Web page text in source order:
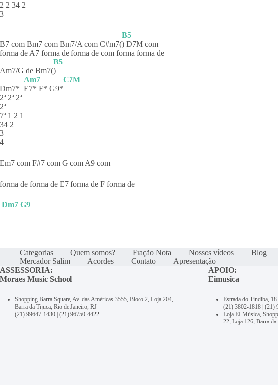
2 2 34 2
3
B7 com Bm7 com Bm7/A com C#m7(
B5
) D7M com
forma de A7 forma de forma de com forma forma de
Am7/G de Bm7(
B5
)
Dm7*
Am7
E7* F* G9*
C7M
2ª 2ª 2ª
2ª
7ª 1 2 1
34 2
3
4
Em7 com F#7 com G com A9 com
forma de forma de E7 forma de F forma de
Dm7 G9
Categorias Quem somos? Fração Nota Nossos vídeos
Blog
Mercador Salim
Acordes Contato
Apresentação
ASSESSORIA:
Moraes Music School
Shopping Barra Square, Av. das Américas 3555, Bloco 2, Loja 204,
Barra da Tijuca, Rio de Janeiro, RJ
(21) 99647-1430 | (21) 96750-4422
APOIO:
Eimusica
Estrada do Tindiba,
(21) 3802-1818| (21)
Loja EI Música,
22, Loja 126, Barra